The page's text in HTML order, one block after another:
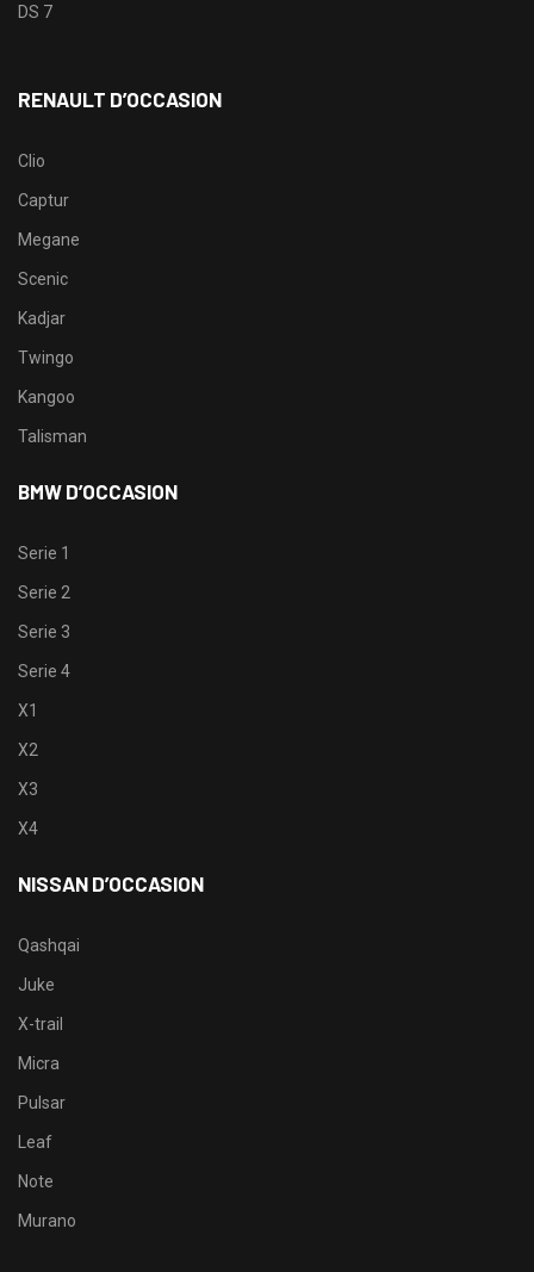
DS 7
RENAULT D’OCCASION
Clio
Captur
Megane
Scenic
Kadjar
Twingo
Kangoo
Talisman
BMW D’OCCASION
Serie 1
Serie 2
Serie 3
Serie 4
X1
X2
X3
X4
NISSAN D’OCCASION
Qashqai
Juke
X-trail
Micra
Pulsar
Leaf
Note
Murano